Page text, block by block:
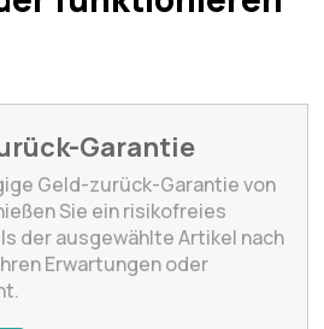
Garantie
Geld-zurück-Garantie von
Sie ein risikofreies
der ausgewählte Artikel nach
Erwartungen oder